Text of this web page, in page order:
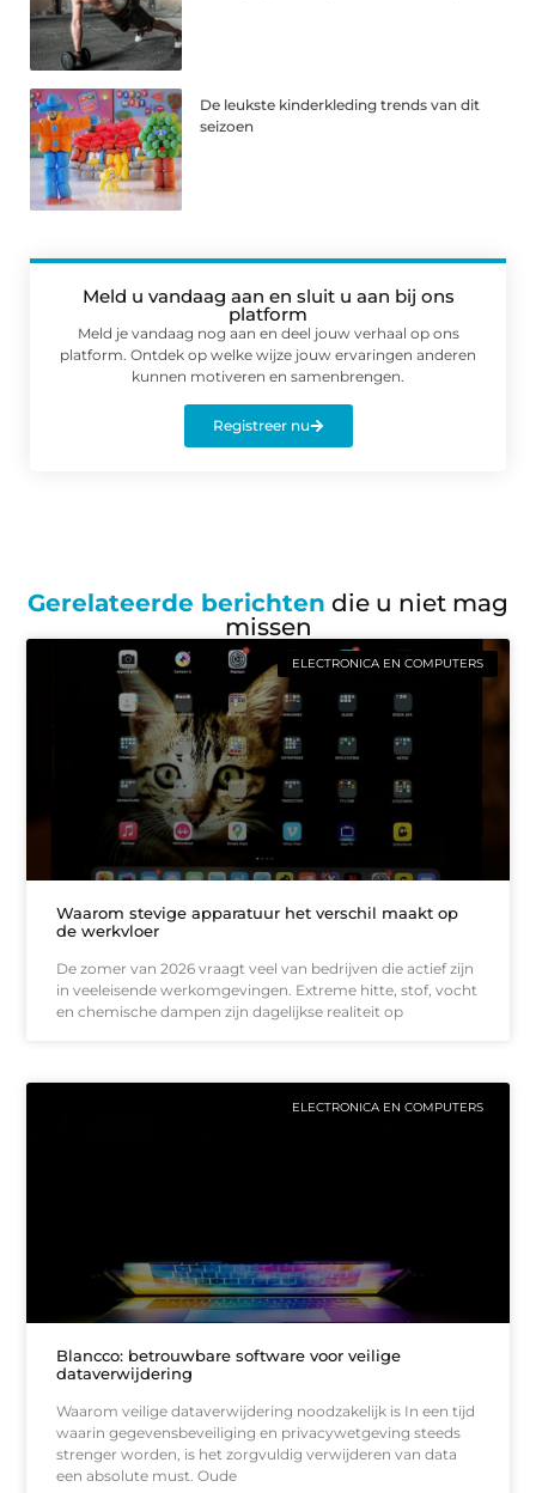
De leukste kinderkleding trends van dit
seizoen
Meld u vandaag aan en sluit u aan bij ons
platform
Meld je vandaag nog aan en deel jouw verhaal op ons
platform. Ontdek op welke wijze jouw ervaringen anderen
kunnen motiveren en samenbrengen.
Registreer nu
Gerelateerde berichten die u niet mag
missen
ELECTRONICA EN COMPUTERS
Waarom stevige apparatuur het verschil maakt op
de werkvloer
De zomer van 2026 vraagt veel van bedrijven die actief zijn
in veeleisende werkomgevingen. Extreme hitte, stof, vocht
en chemische dampen zijn dagelijkse realiteit op
ELECTRONICA EN COMPUTERS
Blancco: betrouwbare software voor veilige
dataverwijdering
Waarom veilige dataverwijdering noodzakelijk is In een tijd
waarin gegevensbeveiliging en privacywetgeving steeds
strenger worden, is het zorgvuldig verwijderen van data
een absolute must. Oude